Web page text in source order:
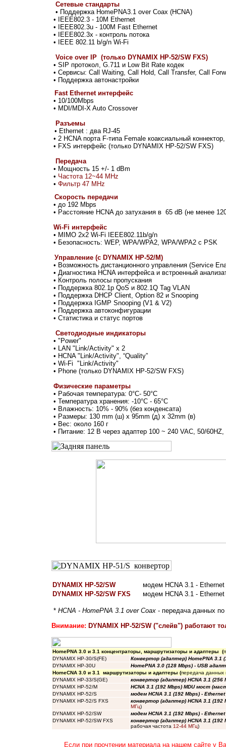
Сетевые стандарты
• Поддержка HomePNA3.1 over Coax (HCNA)
• IEEE802.3 - 10M Ethernet
• IEEE802.3u - 100M Fast Ethernet
• IEEE802.3x - контроль потока
• IEEE 802.11 b/g/n Wi-Fi
Voice over IP (только DYNAMIX HP-52/SW FXS)
• SIP протокол, G.711 и Low Bit Rate кодек
• Сервисы: Call Waiting, Call Hold, Call Transfer, Call
• Поддержка автонастройки
Fast Ethernet интерфейс
• 10/100Mbps
• MDI/MDI-X Auto Crossover
Разъемы
• Ethernet : два RJ-45
• 2 HCNA порта F-типа Female коаксиальный
• FXS интерфейс (только DYNAMIX HP-52/SW FXS)
Передача
• Мощность 15 +/- 1 dBm
• Частота 12~44 MHz
• Фильтр 47 MHz
Скорость передачи
• до 192 Mbps
• Расстояние HCNA до затухания в 65 dB (не менее
Wi-Fi интерфейс
• MIMO 2x2 Wi-Fi IEEE802.11b/g/n
• Безопасность: WEP, WPA/WPA2, WPA/WPA2 с PSK
Управление (с DYNAMIX HP-52/M)
• Возможность дистанционного управления (Service
• Диагностика HCNA интерфейса и встроенный
• Контроль полосы пропускания
• Поддержка 802.1p QoS и 802.1Q Tag VLAN
• Поддержка DHCP Client, Option 82 и Snooping
• Поддержка IGMP Snooping (V1 & V2)
• Поддержка автоконфигурации
• Статистика и статус портов
Светодиодные индикаторы
• "Power"
• LAN "Link/Activity" x 2
• HCNA "Link/Activity", “Quality”
• Wi-Fi "Link/Activity"
• Phone (только DYNAMIX HP-52/SW FXS)
Физические параметры
• Рабочая температура: 0°C- 50°C
• Температура хранения: -10°C - 65°C
• Влажность: 10% - 90% (без конденсата)
• Размеры: 130 mm (ш) x 95mm (д) x 32mm (в)
• Вес: около 160 г
• Питание: 12 В через адаптер 100 ~ 240 VAC, 50/
DYNAMIX HP-52/SW
модем HCNA 3.1 -
DYNAMIX HP-52/SW FXS
модем HCNA 3.1 -
* HCNA - HomePNA 3.1 over Coax - передача данных
Внимание: DYNAMIX HP-52/SW ("слейв") работают
HomePNA 3.0 и 3.1 концентраторы, маршрутизаторы и адаптеры (
DYNAMIX HP-30/S(FE)
Конвертор (адаптер) HomePNA 3.1
DYNAMIX HP-30U
HomePNA 3.0 (128 Mbps) - USB
HomeCNA 3.0 и 3.1 маршрутизаторы и адаптеры (передача данных
DYNAMIX HP-33/S(GE)
конвертор (адаптер) HCNA 3.1 (256
DYNAMIX HP-52/M
HCNA 3.1 (192 Mbps) MDU мост
DYNAMIX HP-52/S
модем HCNA 3.1 (192 Mbps) - Ethernet
DYNAMIX HP-52/S FXS
конвертор (адаптер) HCNA 3.1
МГц)
DYNAMIX HP-52/SW
модем HCNA 3.1 (192 Mbps) -
DYNAMIX HP-52/SW FXS
конвертор (адаптер) HCNA 3.1
рабочая частота 12-44 МГц)
Если при прочтении материала на нашем сайте у